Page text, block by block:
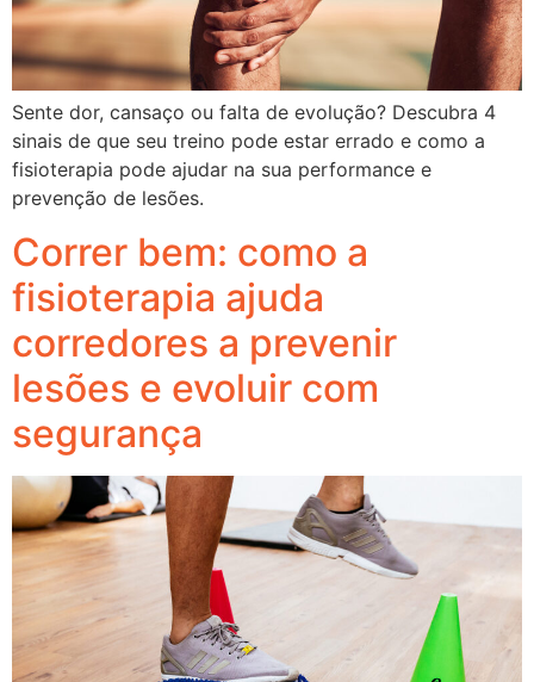
Sente dor, cansaço ou falta de evolução? Descubra 4
sinais de que seu treino pode estar errado e como a
fisioterapia pode ajudar na sua performance e
prevenção de lesões.
Correr bem: como a
fisioterapia ajuda
corredores a prevenir
lesões e evoluir com
segurança